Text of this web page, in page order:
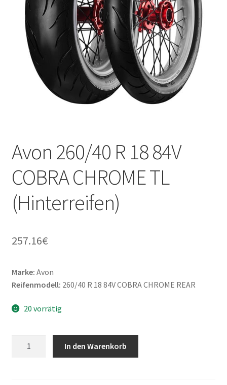
Kontakt
Avon 260/40 R 18 84V
COBRA CHROME TL
(Hinterreifen)
257.16€
Marke: Avon
Reifenmodell: 260/40 R 18 84V COBRA CHROME REAR
20 vorrätig
In den Warenkorb